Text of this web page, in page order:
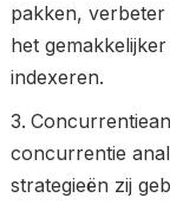
pakken, verbeter
het
indexeren.
concurrentie
strategieën zij